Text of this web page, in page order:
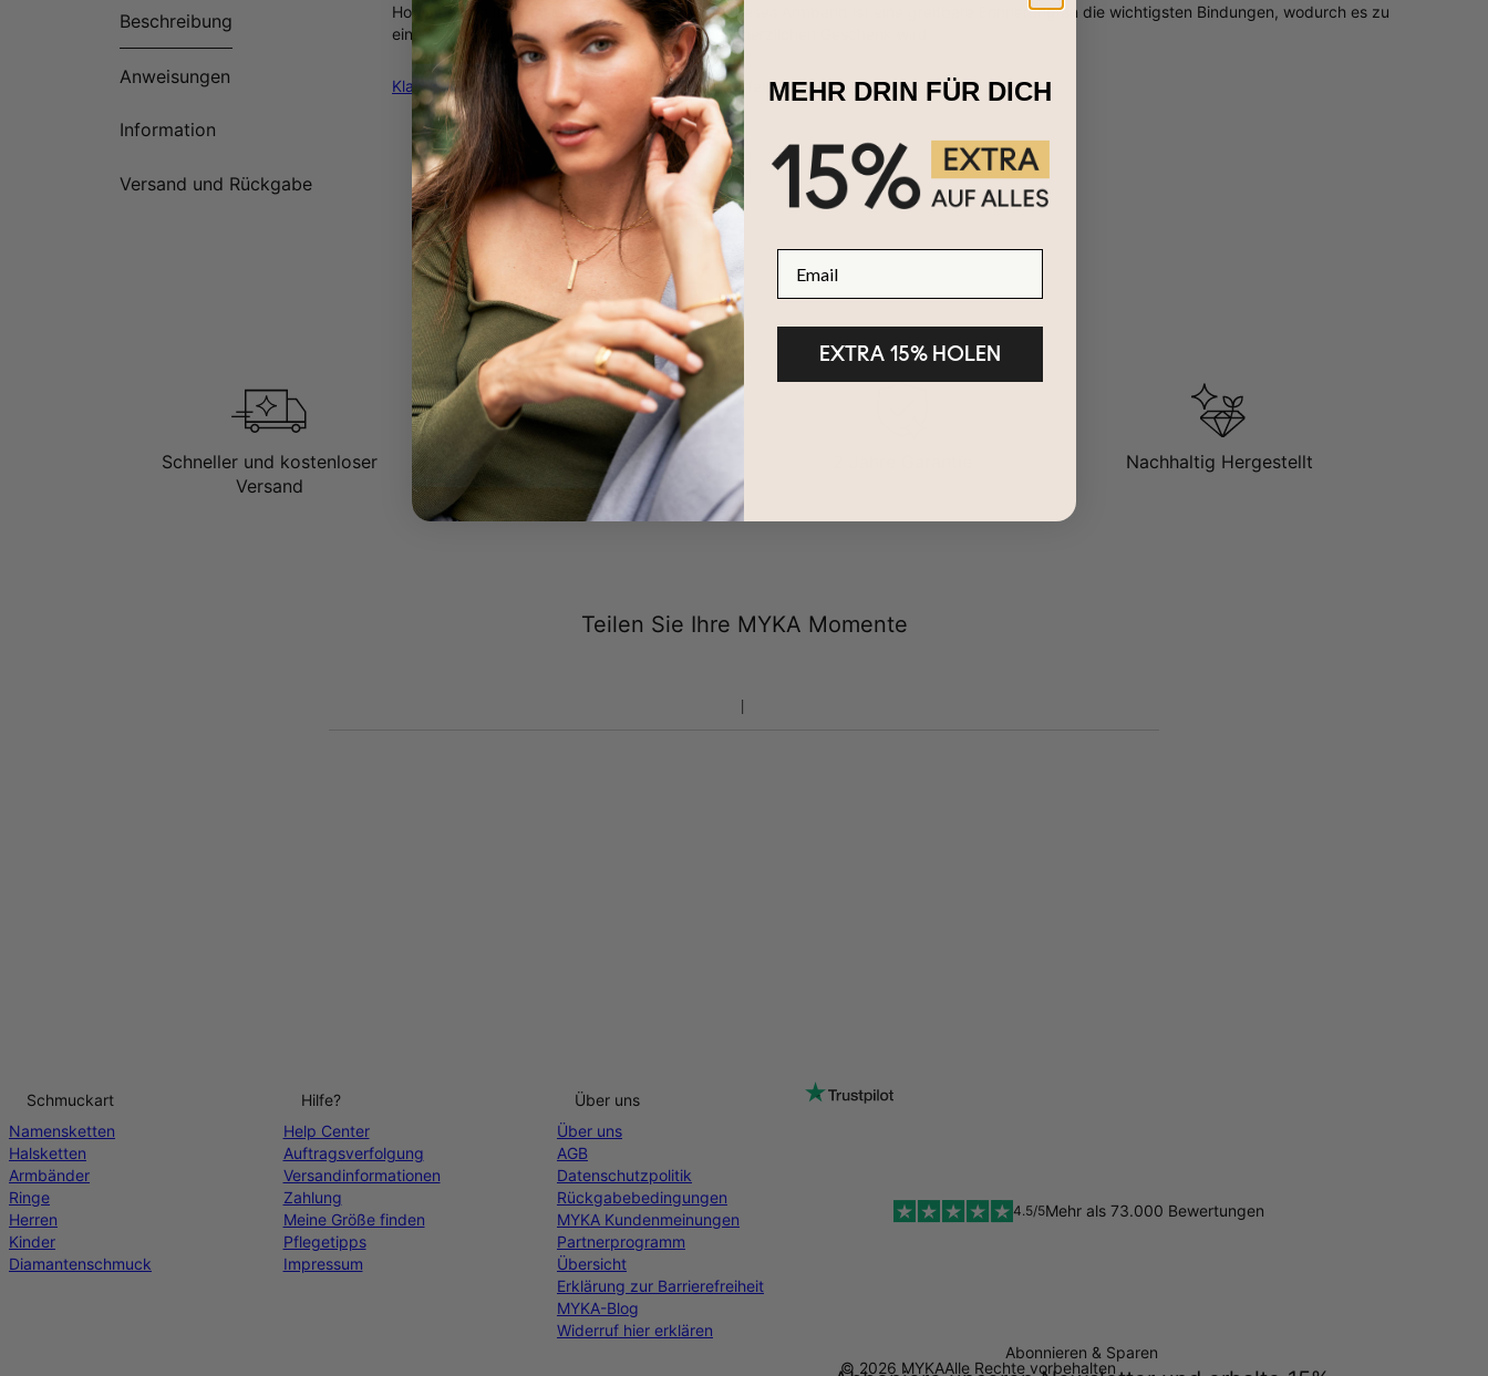
Beschreibung
Anweisungen
Information
Versand und Rückgabe
Hommage an Ihre geschätzten Verbindungen. Dieses Armband ist eine greifbare Erinnerung an die wichtigsten Bindungen, wodurch es zu
einem bedeutungsvollen Accessoire oder einem herzlichen Geschenk wird.
Hergestellt aus Gold-Vermeil
Klassische Halsketten
mit modernem Touch – perfekt für jeden Anlass.
Schneller und kostenloser
Versand
100-tägige
Rücksendungen
Nachhaltig Hergestellt
Teilen Sie Ihre MYKA Momente
Abonnieren & Sparen
Schmuckart
Namensketten
Halsketten
Armbänder
Ringe
Herren
Kinder
Diamantenschmuck
Hilfe?
Help Center
Auftragsverfolgung
Versandinformationen
Zahlung
Meine Größe finden
Pflegetipps
Impressum
Über uns
Über uns
AGB
Datenschutzpolitik
Rückgabebedingungen
MYKA Kundenmeinungen
Partnerprogramm
Übersicht
Erklärung zur Barrierefreiheit
MYKA-Blog
Widerruf hier erklären
4.5/5Mehr als 73.000 Bewertungen
© 2026 MYKAAlle Rechte vorbehalten
MEHR DRIN FÜR DICH
EXTRA 15% HOLEN